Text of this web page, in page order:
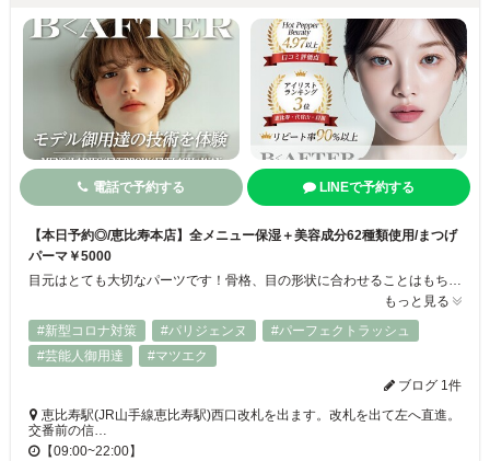
電話で予約する LINEで予約する
【本日予約◎/恵比寿本店】全メニュー保湿＋美容成分62種類使用/まつげ
パーマ￥5000
目元はとても大切なパーツです！骨格、目の形状に合わせることはもちろんのこと、1人1人の雰囲気、メイクの仕方、理想となる姿に合わせパターン化しない唯一無二の仕上がりをご提供します[恵比寿/まつげパーマ/パリジェンヌ/まつげパーマ/パリジェンヌ/まつげパーマ/マスカラパーマ/眉カラー/パリジェンヌ/まつげパーマ]
もっと見る
#新型コロナ対策
#パリジェンヌ
#パーフェクトラッシュ
#芸能人御用達
#マツエク
ブログ 1件
恵比寿駅(JR山手線恵比寿駅)西口改札を出ます。改札を出て左へ直進。
交番前の信…
【09:00~22:00】